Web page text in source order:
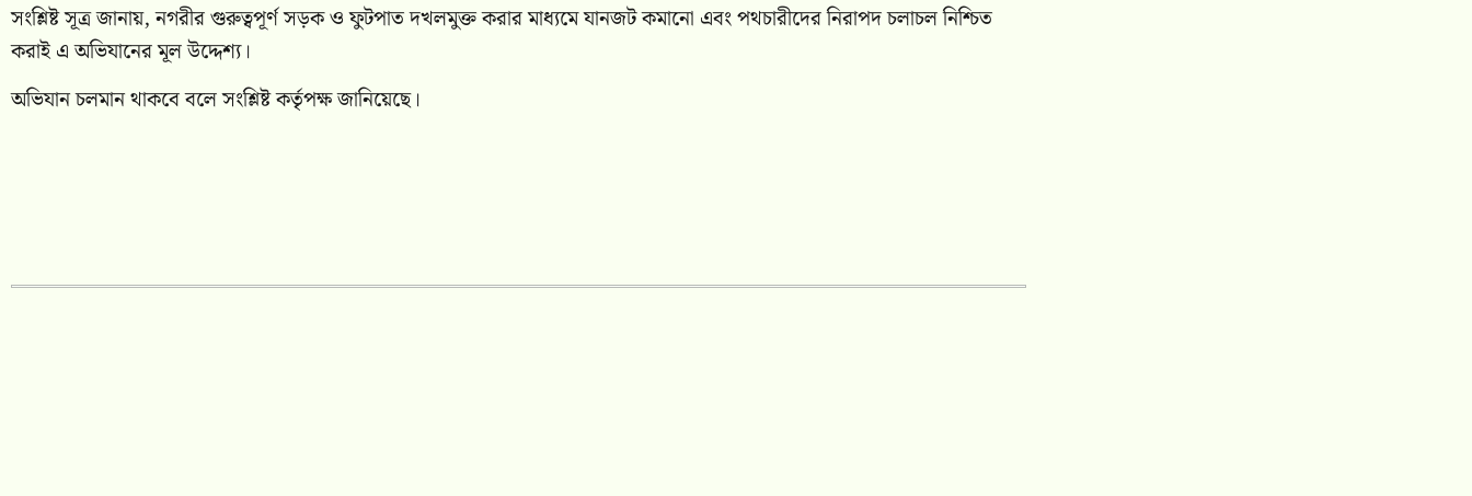
সংশ্লিষ্ট সূত্র জানায়, নগরীর গুরুত্বপূর্ণ সড়ক ও ফুটপাত দখলমুক্ত করার মাধ্যমে যানজট কমানো এবং পথচারীদের নিরাপদ চলাচল নিশ্চিত
করাই এ অভিযানের মূল উদ্দেশ্য।
অভিযান চলমান থাকবে বলে সংশ্লিষ্ট কর্তৃপক্ষ জানিয়েছে।